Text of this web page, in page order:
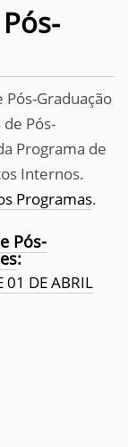
Graduação
Pós-
Programa de
Internos.
Programas.
Pós-
:
01 DE ABRIL